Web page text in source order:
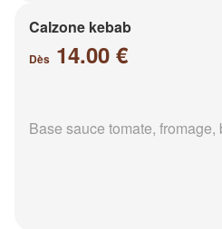
Calzone kebab
Dès 14.00 €
Base sauce tomate,